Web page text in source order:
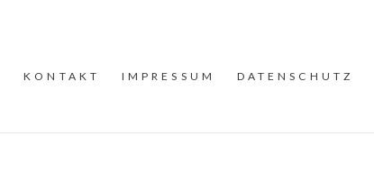
KONTAKT IMPRESSUM DATENSCHUTZ